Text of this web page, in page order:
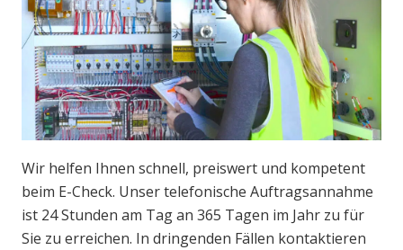
Wir helfen Ihnen schnell, preiswert und kompetent
beim E-Check. Unser telefonische Auftragsannahme
ist 24 Stunden am Tag an 365 Tagen im Jahr zu für
Sie zu erreichen. In dringenden Fällen kontaktieren